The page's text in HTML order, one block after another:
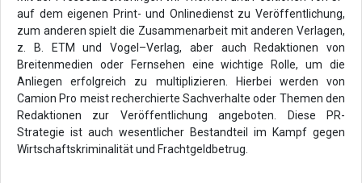
auf dem eigenen Print- und Onlinedienst zu Veröffentlichung,
zum anderen spielt die Zusammenarbeit mit anderen Verlagen,
z. B. ETM und Vogel–Verlag, aber auch Redaktionen von
Breitenmedien oder Fernsehen eine wichtige Rolle, um die
Anliegen erfolgreich zu multiplizieren. Hierbei werden von
Camion Pro meist recherchierte Sachverhalte oder Themen den
Redaktionen zur Veröffentlichung angeboten. Diese PR-
Strategie ist auch wesentlicher Bestandteil im Kampf gegen
Wirtschaftskriminalität und Frachtgeldbetrug.